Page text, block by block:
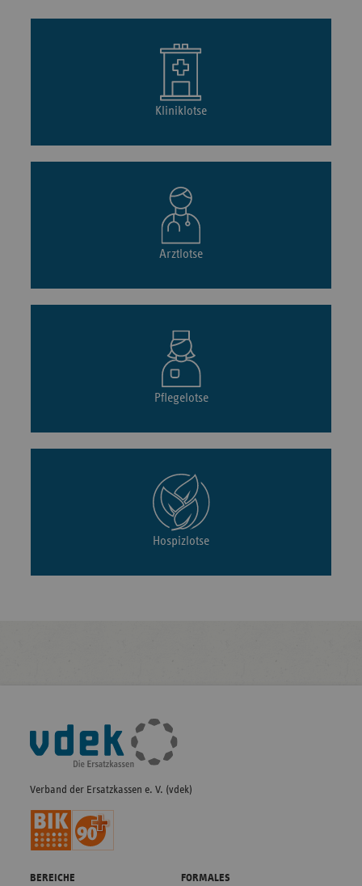
Kliniklotse
Arztlotse
Pflegelotse
Hospizlotse
Fußleisten-
Navigation
Verband der Ersatzkassen e. V. (vdek)
BEREICHE FORMALES